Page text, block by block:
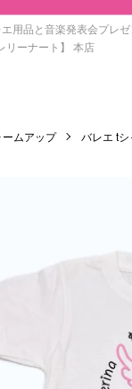
用品と音楽発表会プレ
リーナート】 本店
ームアップ バレエ tシ